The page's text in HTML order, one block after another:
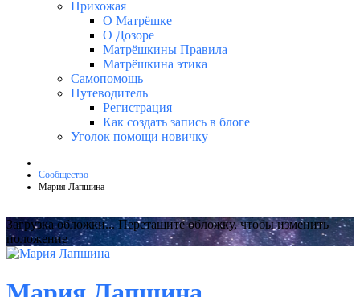
Прихожая
О Матрёшке
О Дозоре
Матрёшкины Правила
Матрёшкина этика
Самопомощь
Путеводитель
Регистрация
Как создать запись в блоге
Уголок помощи новичку
Сообщество
Мария Лапшина
Загрузка обложки... Перетащите обложку, чтобы изменить
положение